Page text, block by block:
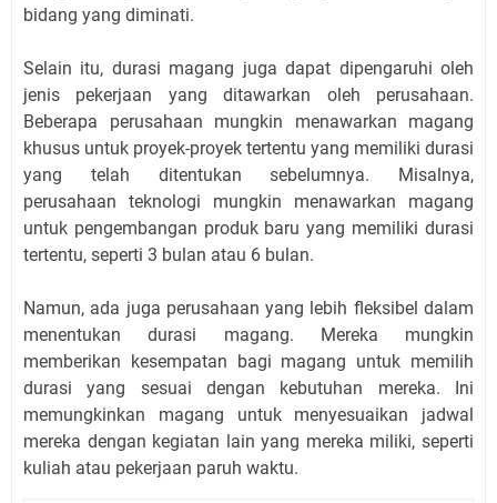
bidang yang diminati.
Selain itu, durasi magang juga dapat dipengaruhi oleh
jenis pekerjaan yang ditawarkan oleh perusahaan.
Beberapa perusahaan mungkin menawarkan magang
khusus untuk proyek-proyek tertentu yang memiliki durasi
yang telah ditentukan sebelumnya. Misalnya,
perusahaan teknologi mungkin menawarkan magang
untuk pengembangan produk baru yang memiliki durasi
tertentu, seperti 3 bulan atau 6 bulan.
Namun, ada juga perusahaan yang lebih fleksibel dalam
menentukan durasi magang. Mereka mungkin
memberikan kesempatan bagi magang untuk memilih
durasi yang sesuai dengan kebutuhan mereka. Ini
memungkinkan magang untuk menyesuaikan jadwal
mereka dengan kegiatan lain yang mereka miliki, seperti
kuliah atau pekerjaan paruh waktu.